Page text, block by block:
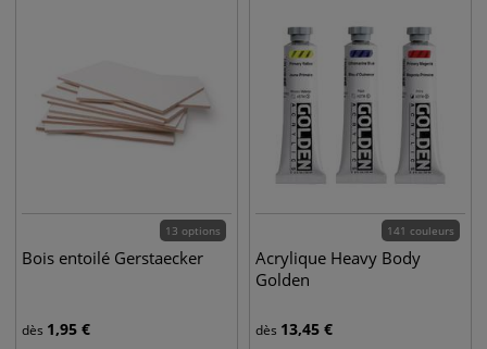
13 options
Bois entoilé Gerstaecker
dès 1,95 €
141 couleurs
Acrylique Heavy Body
Golden
dès 13,45 €